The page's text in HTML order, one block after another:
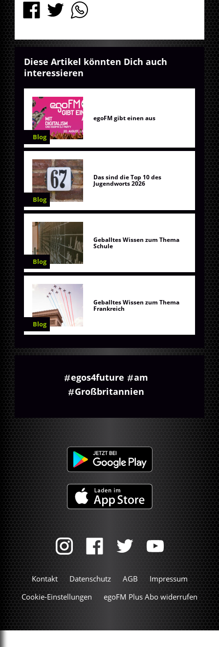
Diese Artikel könnten Dich auch
interessieren
Blog
egoFM gibt einen aus
Blog
Das sind die Top 10 des
Jugendworts 2026
Blog
Geballtes Wissen zum Thema
Schule
Blog
Geballtes Wissen zum Thema
Frankreich
egos4future
am
Großbritannien
Kontakt Datenschutz AGB
Impressum
Cookie-Einstellungen
egoFM Plus Abo widerrufen